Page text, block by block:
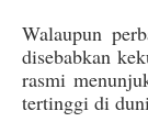
Walaupun
disebabkan
rasmi
tertinggi di